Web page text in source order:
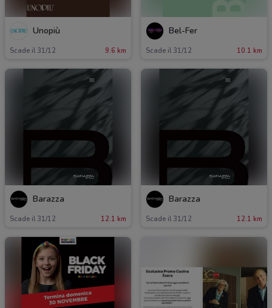
Unopiù
Scade il 31/12 9.6 km
Bel-Fer
Scade il 31/12 10.1 km
Barazza
Scade il 31/12 12.1 km
Barazza
Scade il 31/12 12.1 km